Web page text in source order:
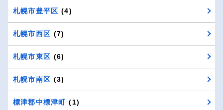
札幌市豊平区 (4)
札幌市西区 (7)
札幌市東区 (6)
札幌市南区 (3)
標津郡中標津町 (1)